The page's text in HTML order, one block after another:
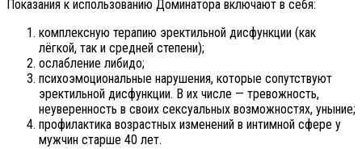
Показания к использованию Доминатора включают в себя:
комплексную терапию эректильной дисфункции (как
лёгкой, так и средней степени);
ослабление либидо;
психоэмоциональные нарушения, которые сопутствуют
эректильной дисфункции. В их числе — тревожность,
неуверенность в своих сексуальных возможностях, уныние;
профилактика возрастных изменений в интимной сфере у
мужчин старше 40 лет.